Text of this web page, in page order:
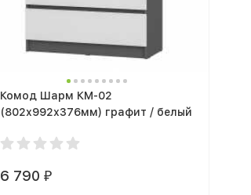
Комод Шарм КМ-02
(802х992х376мм) графит / белый
6 790 ₽